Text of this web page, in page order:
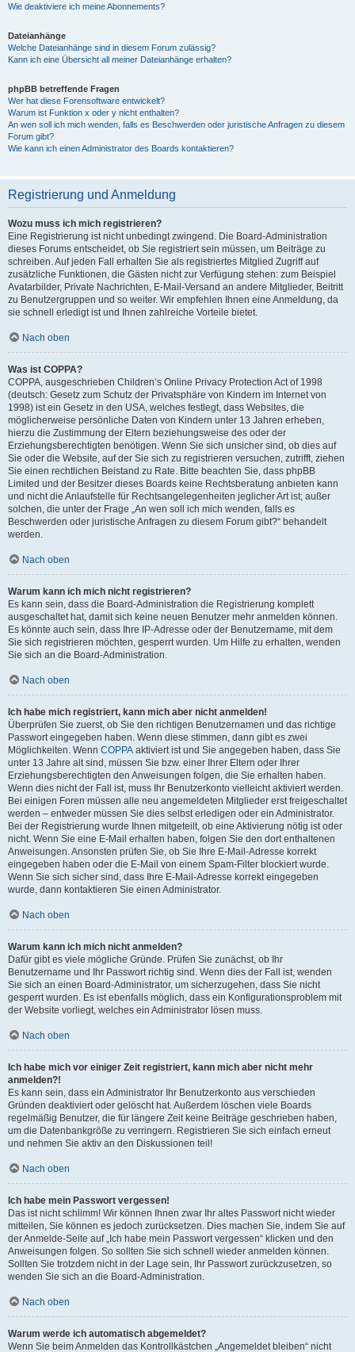
Wie deaktiviere ich meine Abonnements?
Dateianhänge
Welche Dateianhänge sind in diesem Forum zulässig?
Kann ich eine Übersicht all meiner Dateianhänge erhalten?
phpBB betreffende Fragen
Wer hat diese Forensoftware entwickelt?
Warum ist Funktion x oder y nicht enthalten?
An wen soll ich mich wenden, falls es Beschwerden oder juristische Anfragen zu diesem
Forum gibt?
Wie kann ich einen Administrator des Boards kontaktieren?
Registrierung und Anmeldung
Wozu muss ich mich registrieren?
Eine Registrierung ist nicht unbedingt zwingend. Die Board-Administration
dieses Forums entscheidet, ob Sie registriert sein müssen, um Beiträge zu
schreiben. Auf jeden Fall erhalten Sie als registriertes Mitglied Zugriff auf
zusätzliche Funktionen, die Gästen nicht zur Verfügung stehen: zum Beispiel
Avatarbilder, Private Nachrichten, E-Mail-Versand an andere Mitglieder, Beitritt
zu Benutzergruppen und so weiter. Wir empfehlen Ihnen eine Anmeldung, da
sie schnell erledigt ist und Ihnen zahlreiche Vorteile bietet.
Nach oben
Was ist COPPA?
COPPA, ausgeschrieben Children’s Online Privacy Protection Act of 1998
(deutsch: Gesetz zum Schutz der Privatsphäre von Kindern im Internet von
1998) ist ein Gesetz in den USA, welches festlegt, dass Websites, die
möglicherweise persönliche Daten von Kindern unter 13 Jahren erheben,
hierzu die Zustimmung der Eltern beziehungsweise des oder der
Erziehungsberechtigten benötigen. Wenn Sie sich unsicher sind, ob dies auf
Sie oder die Website, auf der Sie sich zu registrieren versuchen, zutrifft, ziehen
Sie einen rechtlichen Beistand zu Rate. Bitte beachten Sie, dass phpBB
Limited und der Besitzer dieses Boards keine Rechtsberatung anbieten kann
und nicht die Anlaufstelle für Rechtsangelegenheiten jeglicher Art ist; außer
solchen, die unter der Frage „An wen soll ich mich wenden, falls es
Beschwerden oder juristische Anfragen zu diesem Forum gibt?“ behandelt
werden.
Nach oben
Warum kann ich mich nicht registrieren?
Es kann sein, dass die Board-Administration die Registrierung komplett
ausgeschaltet hat, damit sich keine neuen Benutzer mehr anmelden können.
Es könnte auch sein, dass Ihre IP-Adresse oder der Benutzername, mit dem
Sie sich registrieren möchten, gesperrt wurden. Um Hilfe zu erhalten, wenden
Sie sich an die Board-Administration.
Nach oben
Ich habe mich registriert, kann mich aber nicht anmelden!
Überprüfen Sie zuerst, ob Sie den richtigen Benutzernamen und das richtige
Passwort eingegeben haben. Wenn diese stimmen, dann gibt es zwei
Möglichkeiten. Wenn COPPA aktiviert ist und Sie angegeben haben, dass Sie
unter 13 Jahre alt sind, müssen Sie bzw. einer Ihrer Eltern oder Ihrer
Erziehungsberechtigten den Anweisungen folgen, die Sie erhalten haben.
Wenn dies nicht der Fall ist, muss Ihr Benutzerkonto vielleicht aktiviert werden.
Bei einigen Foren müssen alle neu angemeldeten Mitglieder erst freigeschaltet
werden – entweder müssen Sie dies selbst erledigen oder ein Administrator.
Bei der Registrierung wurde Ihnen mitgeteilt, ob eine Aktivierung nötig ist oder
nicht. Wenn Sie eine E-Mail erhalten haben, folgen Sie den dort enthaltenen
Anweisungen. Ansonsten prüfen Sie, ob Sie Ihre E-Mail-Adresse korrekt
eingegeben haben oder die E-Mail von einem Spam-Filter blockiert wurde.
Wenn Sie sich sicher sind, dass Ihre E-Mail-Adresse korrekt eingegeben
wurde, dann kontaktieren Sie einen Administrator.
Nach oben
Warum kann ich mich nicht anmelden?
Dafür gibt es viele mögliche Gründe. Prüfen Sie zunächst, ob Ihr
Benutzername und Ihr Passwort richtig sind. Wenn dies der Fall ist, wenden
Sie sich an einen Board-Administrator, um sicherzugehen, dass Sie nicht
gesperrt wurden. Es ist ebenfalls möglich, dass ein Konfigurationsproblem mit
der Website vorliegt, welches ein Administrator lösen muss.
Nach oben
Ich habe mich vor einiger Zeit registriert, kann mich aber nicht mehr
anmelden?!
Es kann sein, dass ein Administrator Ihr Benutzerkonto aus verschieden
Gründen deaktiviert oder gelöscht hat. Außerdem löschen viele Boards
regelmäßig Benutzer, die für längere Zeit keine Beiträge geschrieben haben,
um die Datenbankgröße zu verringern. Registrieren Sie sich einfach erneut
und nehmen Sie aktiv an den Diskussionen teil!
Nach oben
Ich habe mein Passwort vergessen!
Das ist nicht schlimm! Wir können Ihnen zwar Ihr altes Passwort nicht wieder
mitteilen, Sie können es jedoch zurücksetzen. Dies machen Sie, indem Sie auf
der Anmelde-Seite auf „Ich habe mein Passwort vergessen“ klicken und den
Anweisungen folgen. So sollten Sie sich schnell wieder anmelden können.
Sollten Sie trotzdem nicht in der Lage sein, Ihr Passwort zurückzusetzen, so
wenden Sie sich an die Board-Administration.
Nach oben
Warum werde ich automatisch abgemeldet?
Wenn Sie beim Anmelden das Kontrollkästchen „Angemeldet bleiben“ nicht